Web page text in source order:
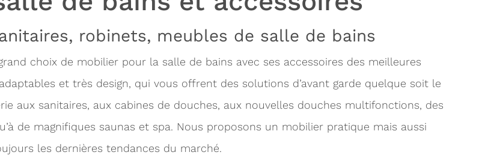
robinets, meubles de salle de bains
choix de mobilier pour la salle de bains avec ses accessoires des meilleures
et très design, qui vous offrent des solutions d’avant garde quelque soit le
aux sanitaires, aux cabines de douches, aux nouvelles douches multifonctions, des
de magnifiques saunas et spa. Nous proposons un mobilier pratique mais aussi
les dernières tendances du marché.